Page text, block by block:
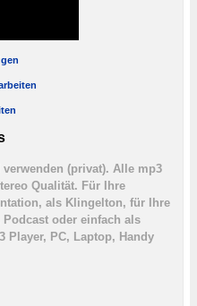
(privat). Alle mp3
Qualität. Für Ihre
als Klingelton, für Ihre
oder einfach als
Player, PC, Laptop, Handy